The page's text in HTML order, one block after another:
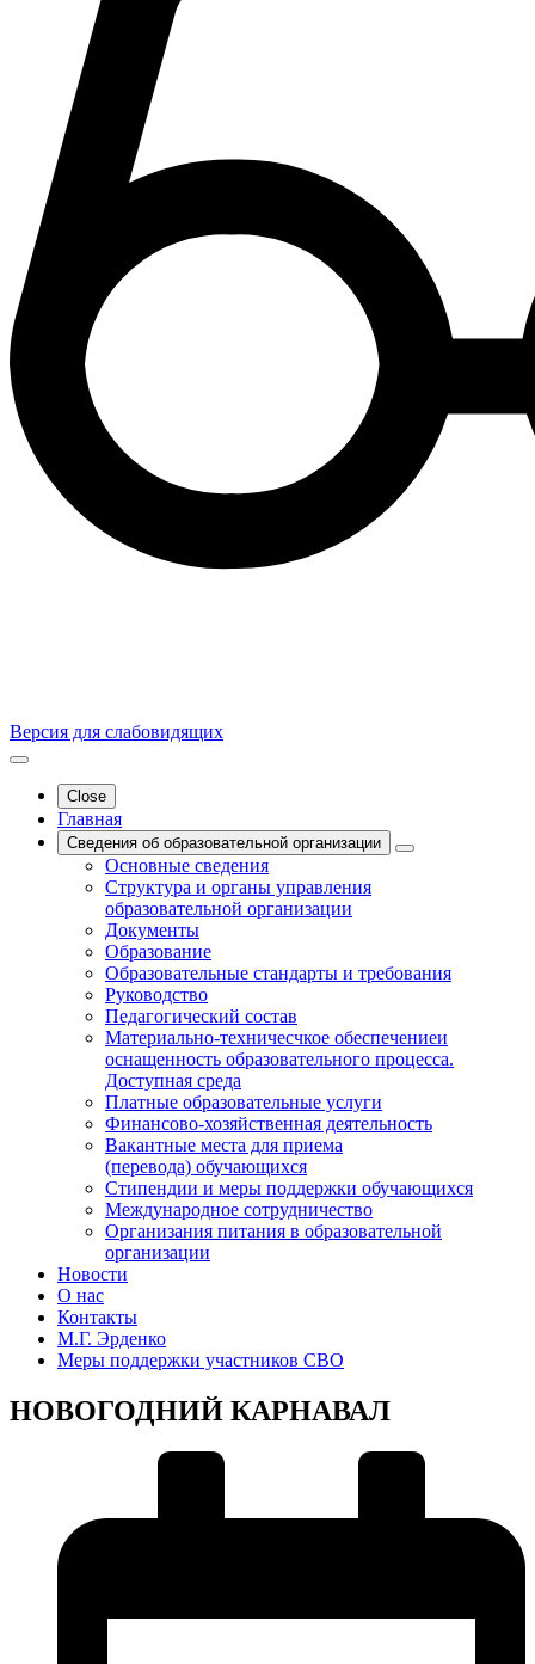
Версия для слабовидящих
Close
Главная
Сведения об образовательной организации
Основные сведения
Структура и органы управления
образовательной организации
Документы
Образование
Образовательные стандарты и требования
Руководство
Педагогический состав
Материально-техничесчкое обеспечениеи
оснащенность образовательного процесса.
Доступная среда
Платные образовательные услуги
Финансово-хозяйственная деятельность
Вакантные места для приема
(перевода) обучающихся
Стипендии и меры поддержки обучающихся
Международное сотрудничество
Организания питания в образовательной
организации
Новости
О нас
Контакты
М.Г. Эрденко
Меры поддержки участников СВО
НОВОГОДНИЙ КАРНАВАЛ